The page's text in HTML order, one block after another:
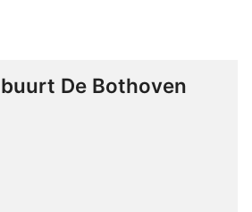
De Bothoven